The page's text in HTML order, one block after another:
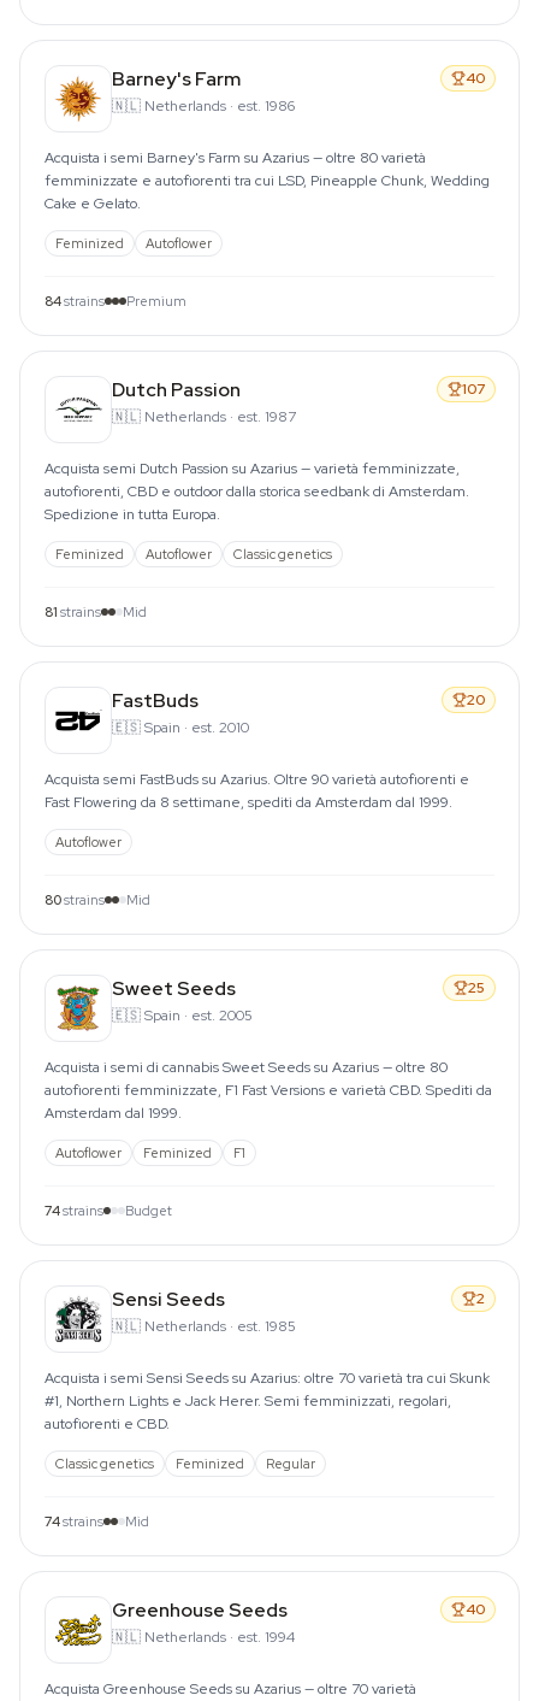
Barney's Farm
🇳🇱 Netherlands · est. 1986
40
Acquista i semi Barney's Farm su Azarius — oltre 80 varietà
femminizzate e autofiorenti tra cui LSD, Pineapple Chunk, Wedding
Cake e Gelato.
Feminized Autoflower
84strains Premium
Dutch Passion
🇳🇱 Netherlands · est. 1987
107
Acquista semi Dutch Passion su Azarius — varietà femminizzate,
autofiorenti, CBD e outdoor dalla storica seedbank di Amsterdam.
Spedizione in tutta Europa.
Feminized Autoflower Classic genetics
81 strains Mid
FastBuds
🇪🇸Spain · est. 2010
20
Acquista semi FastBuds su Azarius. Oltre 90 varietà autofiorenti e
Fast Flowering da 8 settimane, spediti da Amsterdam dal 1999.
Autoflower
80strains Mid
Sweet Seeds
🇪🇸Spain · est. 2005
25
Acquista i semi di cannabis Sweet Seeds su Azarius — oltre 80
autofiorenti femminizzate, F1 Fast Versions e varietà CBD. Spediti da
Amsterdam dal 1999.
Autoflower Feminized F1
74strains Budget
Sensi Seeds
🇳🇱 Netherlands · est. 1985
2
Acquista i semi Sensi Seeds su Azarius: oltre 70 varietà tra cui Skunk
#1, Northern Lights e Jack Herer. Semi femminizzati, regolari,
autofiorenti e CBD.
Classic genetics Feminized Regular
74strains Mid
Greenhouse Seeds
🇳🇱 Netherlands · est. 1994
40
Acquista Greenhouse Seeds su Azarius — oltre 70 varietà